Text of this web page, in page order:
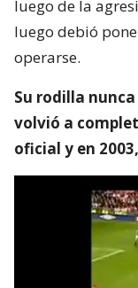
luego de la
luego debió
operarse.
Su rodilla
volvió a
oficial y en